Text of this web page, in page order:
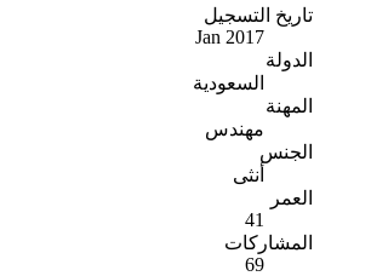
تاريخ التسجيل
Jan 2017
الدولة
السعودية
المهنة
مهندس
الجنس
أنثى
العمر
41
المشاركات
69